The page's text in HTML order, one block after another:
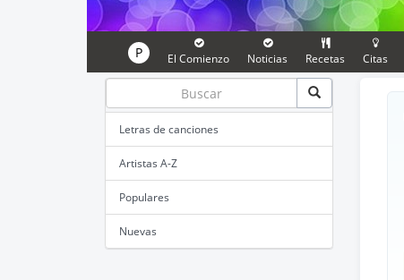
P El Comienzo Noticias Recetas Citas
Letras de canciones
Artistas A-Z
Populares
Nuevas